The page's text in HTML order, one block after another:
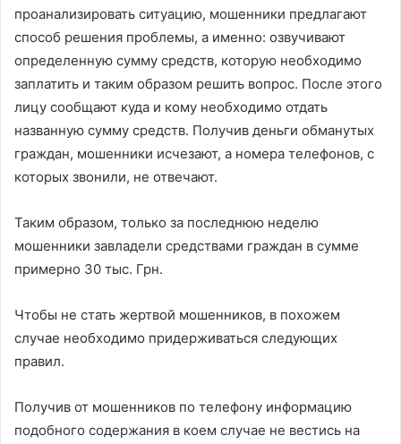
проанализировать ситуацию, мошенники предлагают
способ решения проблемы, а именно: озвучивают
определенную сумму средств, которую необходимо
заплатить и таким образом решить вопрос. После этого
лицу сообщают куда и кому необходимо отдать
названную сумму средств. Получив деньги обманутых
граждан, мошенники исчезают, а номера телефонов, с
которых звонили, не отвечают.
Таким образом, только за последнюю неделю
мошенники завладели средствами граждан в сумме
примерно 30 тыс. Грн.
Чтобы не стать жертвой мошенников, в похожем
случае необходимо придерживаться следующих
правил.
Получив от мошенников по телефону информацию
подобного содержания в коем случае не вестись на